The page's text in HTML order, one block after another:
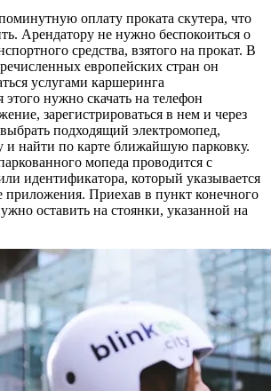
оплату проката скутера, что
Арендатору не нужно беспокоиться о
средства, взятого на прокат. В
европейских стран он
услугами каршеринга
этого нужно скачать на телефон
зарегистрироваться в нем и через
подходящий электромопед,
и найти по карте ближайшую парковку.
мопеда проводится с
идентификатора, который указывается
приложения. Приехав в пункт конечного
оставить на стоянки, указанной на